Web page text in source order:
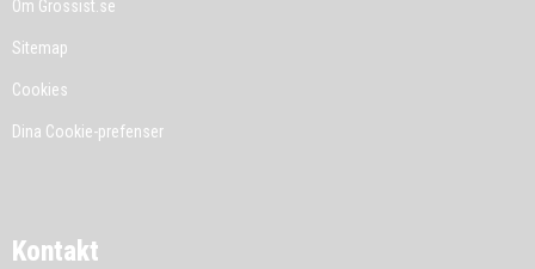
Om Grossist.se
Sitemap
Cookies
Dina Cookie-prefenser
Kontakt